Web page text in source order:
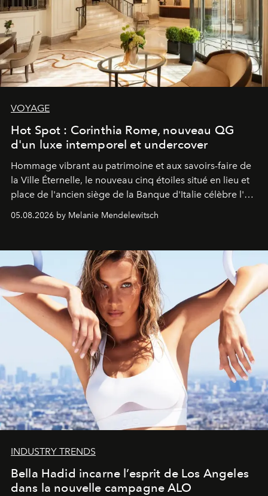
VOYAGE
Hot Spot : Corinthia Rome, nouveau QG
d'un luxe intemporel et undercover
Hommage vibrant au patrimoine et aux savoirs-faire de
la Ville Éternelle, le nouveau cinq étoiles situé en lieu et
place de l'ancien siège de la Banque d'Italie célèbre l'art
de vivre Romain dans toute son élégance intemporelle.
05.08.2026 by Melanie Mendelewitsch
INDUSTRY TRENDS
Bella Hadid incarne l’esprit de Los Angeles
dans la nouvelle campagne ALO